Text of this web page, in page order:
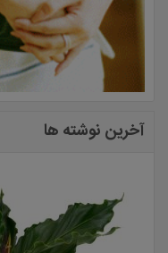
آخرین نوشته ها